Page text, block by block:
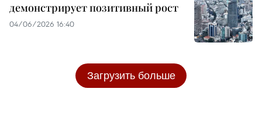
демонстрирует позитивный рост
04/06/2026 16:40
Загрузить больше